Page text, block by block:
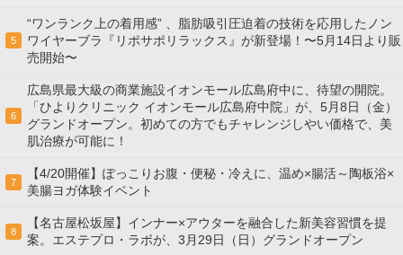
5
“ワンランク上の着用感” 、脂肪吸引圧迫着の技術を応用したノン
ワイヤーブラ『リポサポリラックス』が新登場！〜5月14日より販
売開始〜
6
広島県最大級の商業施設イオンモール広島府中に、待望の開院。
「ひよりクリニック イオンモール広島府中院」が、5月8日（金）
グランドオープン。初めての方でもチャレンジしやい価格で、美
肌治療が可能に！
7
【4/20開催】ぽっこりお腹・便秘・冷えに、温め×腸活～陶板浴×
美腸ヨガ体験イベント
8
【名古屋松坂屋】インナー×アウターを融合した新美容習慣を提
案。エステプロ・ラボが、3月29日（日）グランドオープン